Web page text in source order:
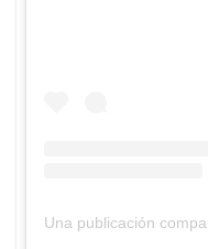
Una publicación